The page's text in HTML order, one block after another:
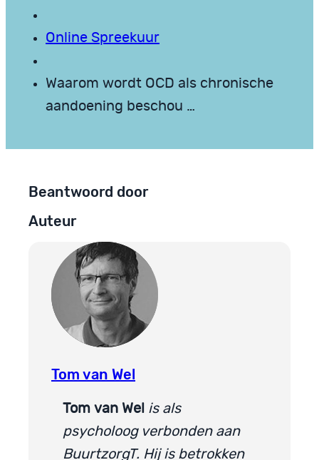
Online Spreekuur
Waarom wordt OCD als chronische
aandoening beschou …
Beantwoord door
Auteur
Tom van Wel
Tom van Wel is als
psycholoog verbonden aan
BuurtzorgT. Hij is betrokken